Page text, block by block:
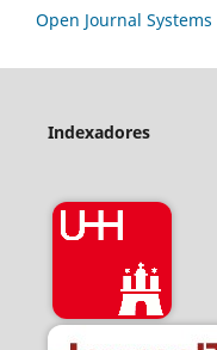
Open Journal Systems
Indexadores